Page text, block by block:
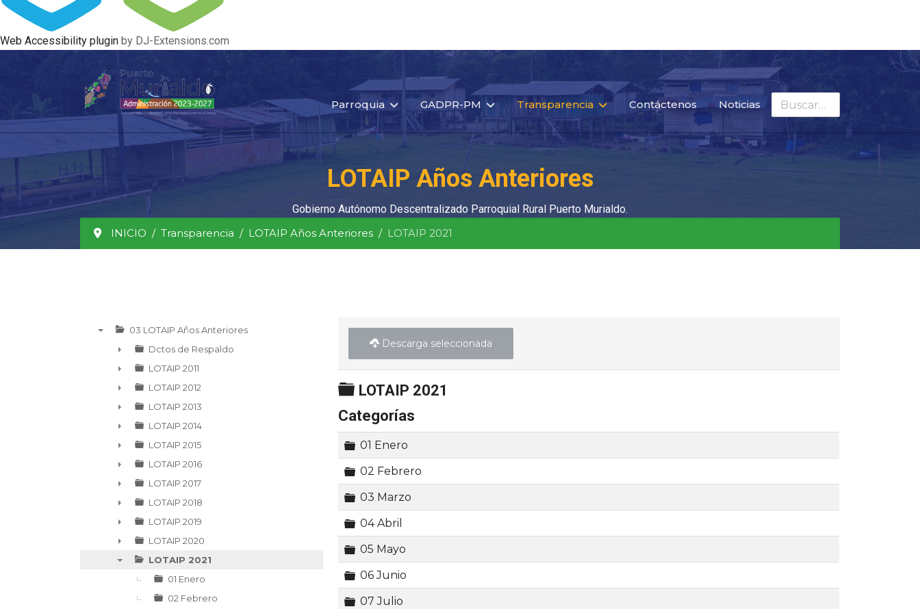
Web Accessibility plugin by DJ-Extensions.com
Parroquia GADPR-PM Transparencia Contáctenos Noticias Buscar
LOTAIP Años Anteriores
Gobierno Autónomo Descentralizado Parroquial Rural Puerto Murialdo.
INICIO
Transparencia LOTAIP Años Anteriores LOTAIP 2021
03 LOTAIP Años Anteriores
►
Dctos de Respaldo
►
LOTAIP 2011
►
LOTAIP 2012
►
LOTAIP 2013
►
LOTAIP 2014
►
LOTAIP 2015
►
LOTAIP 2016
►
LOTAIP 2017
►
LOTAIP 2018
►
LOTAIP 2019
►
LOTAIP 2020
LOTAIP 2021
01 Enero
02 Febrero
Descarga seleccionada
Carpeta
LOTAIP 2021
Categorías
Carpeta
01 Enero
Carpeta
02 Febrero
Carpeta
03 Marzo
Carpeta
04 Abril
Carpeta
05 Mayo
Carpeta
06 Junio
Carpeta
07 Julio